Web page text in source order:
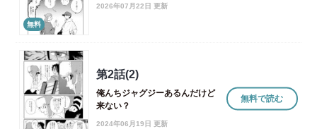
無料
2026年07月22日 更新
第2話(2)
俺んちジャグジーあるんだけど
来ない？
2024年06月19日 更新
無料で読む